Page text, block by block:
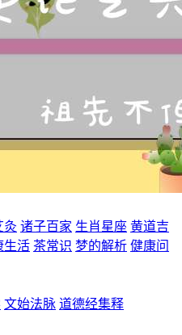
灸 诸子百家 生肖星座 黄道吉
生活 茶常识 梦的解析 健康问
文始法脉 道德经集释